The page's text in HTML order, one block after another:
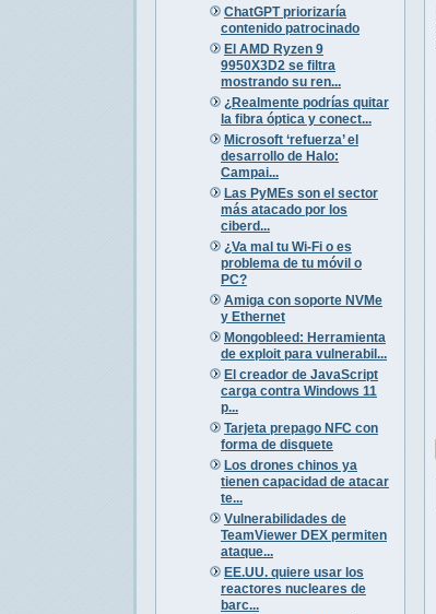
ChatGPT priorizaría
contenido patrocinado
El AMD Ryzen 9
9950X3D2 se filtra
mostrando su ren...
¿Realmente podrías quitar
la fibra óptica y conect...
Microsoft ‘refuerza’ el
desarrollo de Halo:
Campai...
Las PyMEs son el sector
más atacado por los
ciberd...
¿Va mal tu Wi-Fi o es
problema de tu móvil o
PC?
Amiga con soporte NVMe
y Ethernet
Mongobleed: Herramienta
de exploit para vulnerabil...
El creador de JavaScript
carga contra Windows 11
p...
Tarjeta prepago NFC con
forma de disquete
Los drones chinos ya
tienen capacidad de atacar
te...
Vulnerabilidades de
TeamViewer DEX permiten
ataque...
EE.UU. quiere usar los
reactores nucleares de
barc...